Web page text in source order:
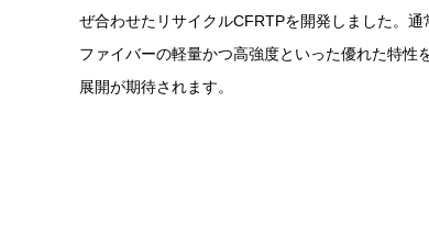
ぜ合わせたリサイクルCFRTPを開発しました。
ファイバーの軽量かつ高強度といった優れた特
展開が期待されます。